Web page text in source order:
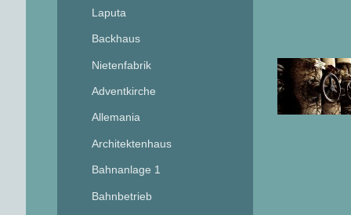
Laputa
Backhaus
Nietenfabrik
Adventkirche
Allemania
Architektenhaus
Bahnanlage 1
Bahnbetrieb